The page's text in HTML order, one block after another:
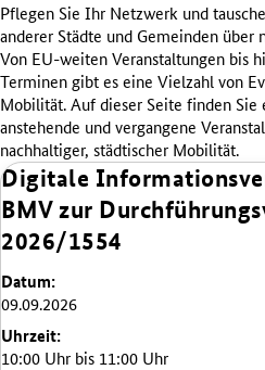
Pflegen Sie Ihr Netzwerk und
anderer Städte und Gemeinden über
Von EU-weiten Veranstaltungen bis
Terminen gibt es eine Vielzahl von
Mobilität. Auf dieser Seite finden
anstehende und vergangene
nachhaltiger, städtischer Mobilität.
Digitale
BMV zur
2026/1554
Datum:
09.09.2026
Uhrzeit:
10:00 Uhr bis 11:00 Uhr